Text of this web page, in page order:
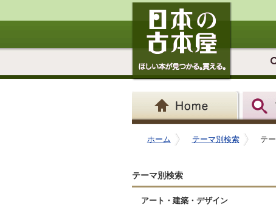
ホーム テーマ別検索 テ
テーマ別検索
アート・建築・デザイン